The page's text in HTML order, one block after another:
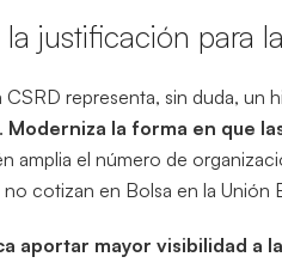
la justificación para
CSRD representa, sin duda, un
. Moderniza la forma en que
amplia el número de
no cotizan en Bolsa en la Unión
aportar mayor visibilidad a